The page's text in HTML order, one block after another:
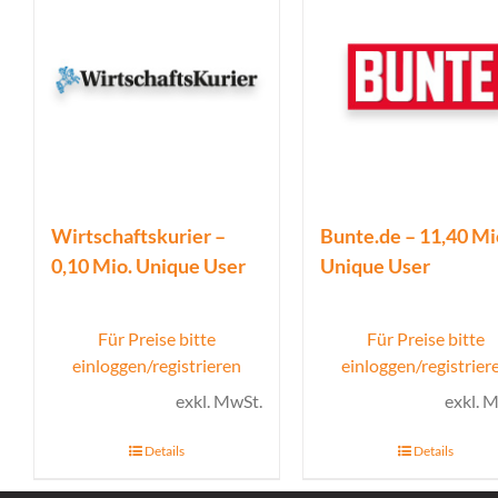
Wirtschaftskurier –
0,10 Mio. Unique User
Für Preise bitte
einloggen/registrieren
exkl. MwSt.
Details
Bunte.de – 11,40
Unique User
Für Preise bitte
einloggen/
exkl.
Details